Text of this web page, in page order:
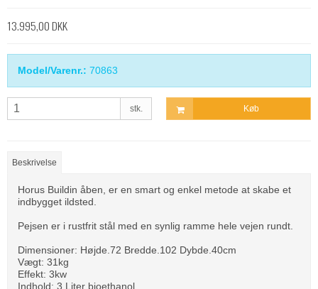
13.995,00 DKK
Model/Varenr.: 70863
stk. Køb
Beskrivelse
Horus Buildin åben, er en smart og enkel metode at skabe et
indbygget ildsted.
Pejsen er i rustfrit stål med en synlig ramme hele vejen rundt.
Dimensioner: Højde.72 Bredde.102 Dybde.40cm
Vægt: 31kg
Effekt: 3kw
Indhold: 3 Liter bioethanol